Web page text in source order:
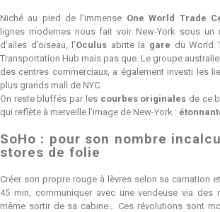
Niché au pied de l’immense One World Trade
lignes modernes nous fait voir New-York sous un
d’ailes d’oiseau, l’Oculus abrite la gare du World
Transportation Hub mais pas que. Le groupe
des centres commerciaux, a également investi les
plus grands mall de NYC.
On reste bluffés par les courbes originales de ce
qui reflète à merveille l’image de New-York :
SoHo : pour son nombre
stores de folie
Créer son propre rouge à lèvres selon sa carnation
45 min, communiquer avec une vendeuse via des
même sortir de sa cabine… Ces révolutions sont